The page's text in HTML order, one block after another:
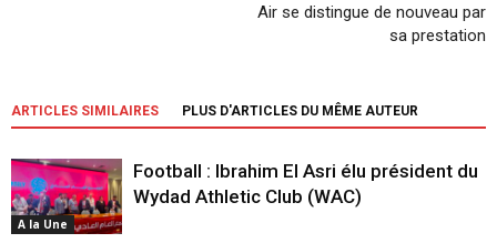
Air se distingue de nouveau par
sa prestation
ARTICLES SIMILAIRES PLUS D'ARTICLES DU MÊME AUTEUR
A la Une
Football : Ibrahim El Asri élu président du
Wydad Athletic Club (WAC)